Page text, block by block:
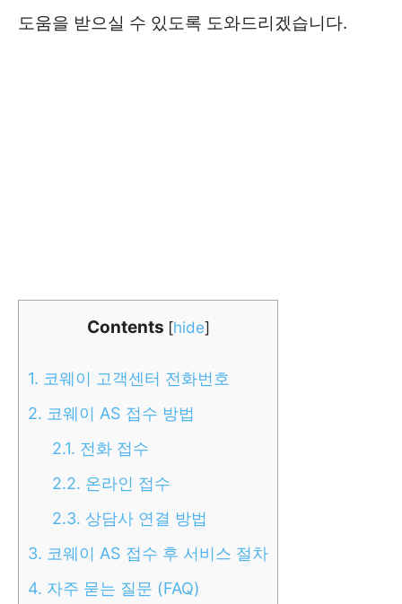
도움을 받으실 수 있도록 도와드리겠습니다.
Contents [hide]
1. 코웨이 고객센터 전화번호
2. 코웨이 AS 접수 방법
2.1. 전화 접수
2.2. 온라인 접수
2.3. 상담사 연결 방법
3. 코웨이 AS 접수 후 서비스 절차
4. 자주 묻는 질문 (FAQ)